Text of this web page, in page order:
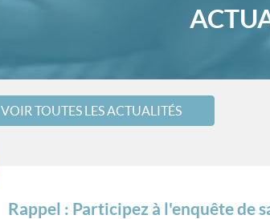
VOIR TOUTES LES ACTUALITÉS
Rappel : Participez à l'enquête de